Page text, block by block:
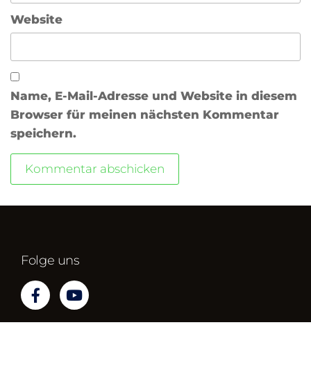
Website
Name, E-Mail-Adresse und Website in diesem
Browser für meinen nächsten Kommentar
speichern.
Folge uns